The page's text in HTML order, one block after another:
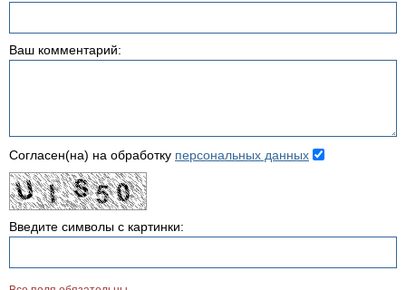
Ваш комментарий:
Согласен(на) на обработку персональных данных
Введите символы с картинки: